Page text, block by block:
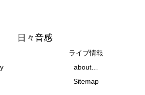
日々音感
ライブ情報
about…
Sitemap